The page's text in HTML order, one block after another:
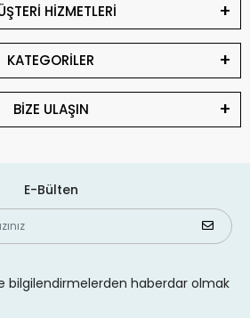
HİZMETLERİ
KATEGORİLER
BİZE ULAŞIN
E-Bülten
bilgilendirmelerden haberdar olmak